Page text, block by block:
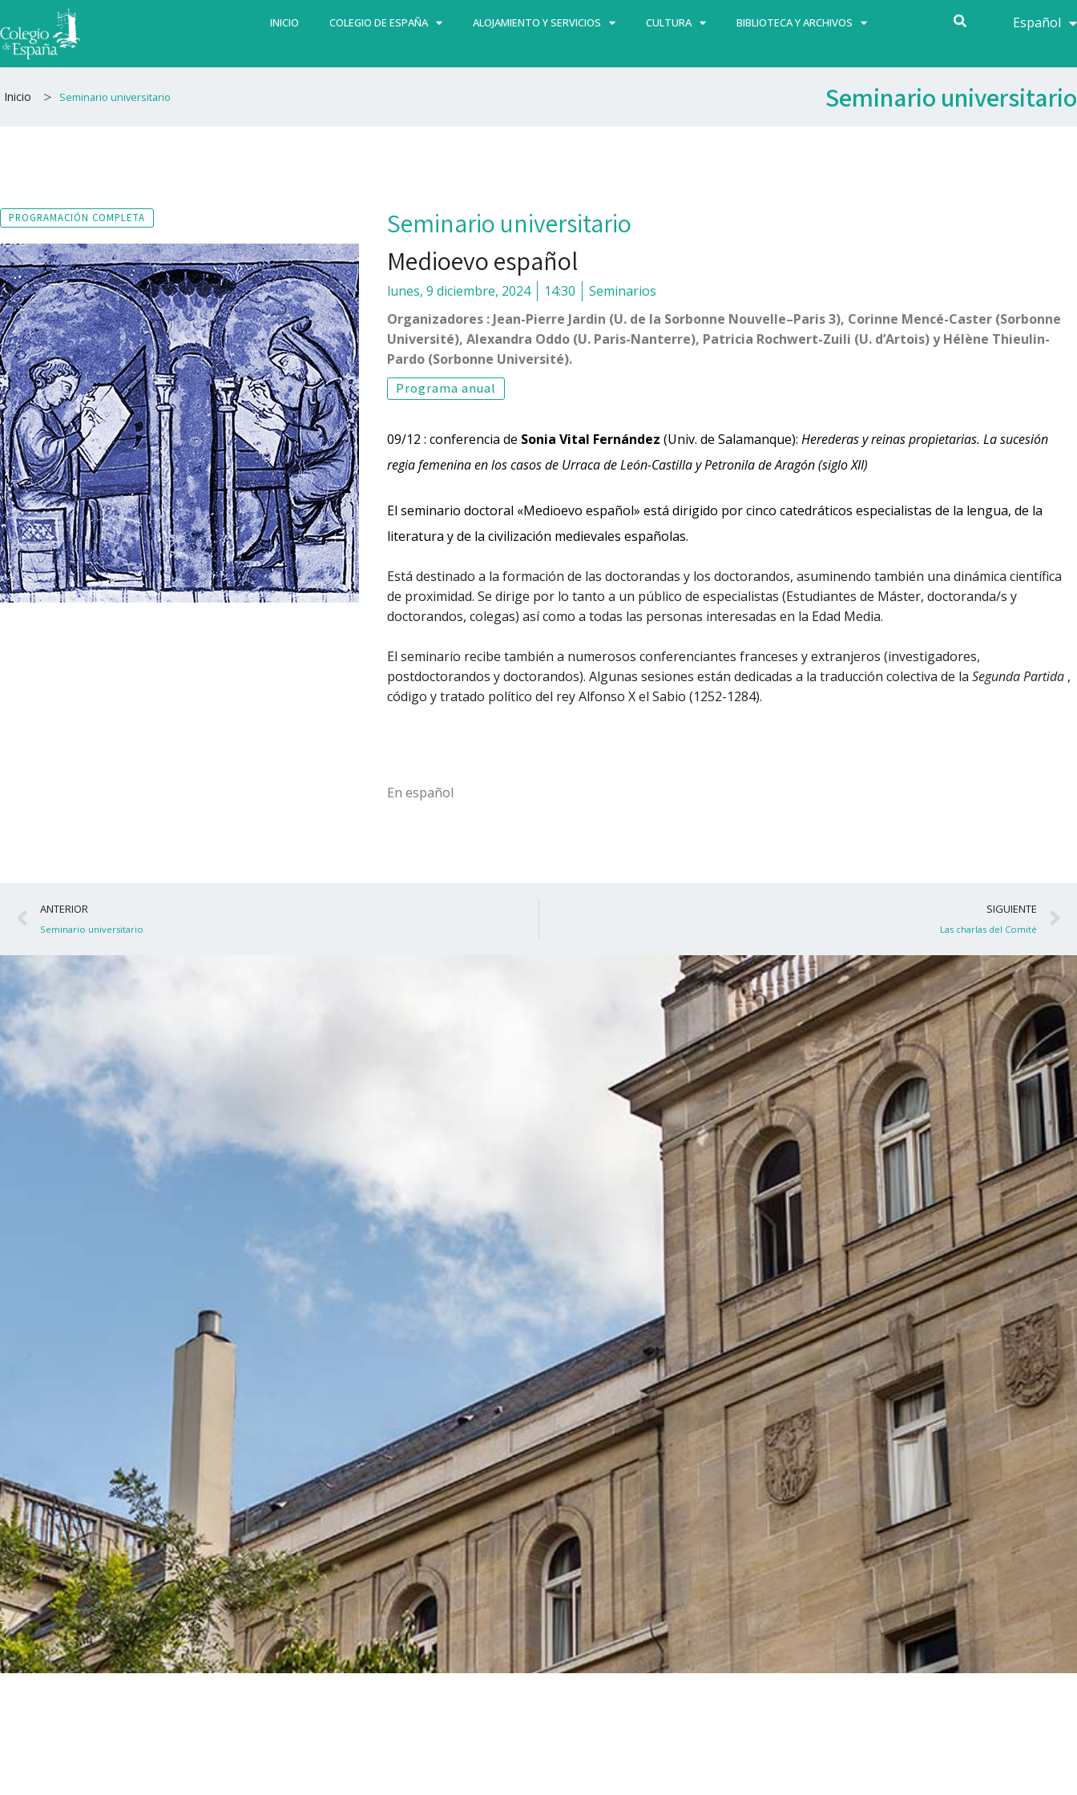
al
contenido
INICIO COLEGIO DE ESPAÑA ALOJAMIENTO Y SERVICIOS CULTURA BIBLIOTECA Y ARCHIVOS Español
Français
Inicio > Seminario universitario Seminario universitario
PROGRAMACIÓN COMPLETA
Seminario universitario
Medioevo español
lunes, 9 diciembre, 2024 14:30
Seminarios
Organizadores : Jean-Pierre Jardin (U. de la Sorbonne Nouvelle–Paris 3), Corinne Mencé-Caster (Sorbonne
Université), Alexandra Oddo (U. Paris-Nanterre), Patricia Rochwert-Zuili (U. d’Artois) y Hélène Thieulin-
Pardo (Sorbonne Université).
Programa anual
09/12 : conferencia de Sonia Vital Fernández (Univ. de Salamanque): Herederas y reinas propietarias. La sucesión
regia femenina en los casos de Urraca de León-Castilla y Petronila de Aragón (siglo XII)
El seminario doctoral «Medioevo español» está dirigido por cinco catedráticos especialistas de la lengua, de la
literatura y de la civilización medievales españolas.
Está destinado a la formación de las doctorandas y los doctorandos, asuminendo también una dinámica científica
de proximidad. Se dirige por lo tanto a un público de especialistas (Estudiantes de Máster, doctoranda/s y
doctorandos, colegas) así como a todas las personas interesadas en la Edad Media.
El seminario recibe también a numerosos conferenciantes franceses y extranjeros (investigadores,
postdoctorandos y doctorandos). Algunas sesiones están dedicadas a la traducción colectiva de la Segunda Partida,
código y tratado político del rey Alfonso X el Sabio (1252-1284).
En español
Ant
ANTERIOR
Seminario universitario
SIGUIENTE
Las charlas del Comité